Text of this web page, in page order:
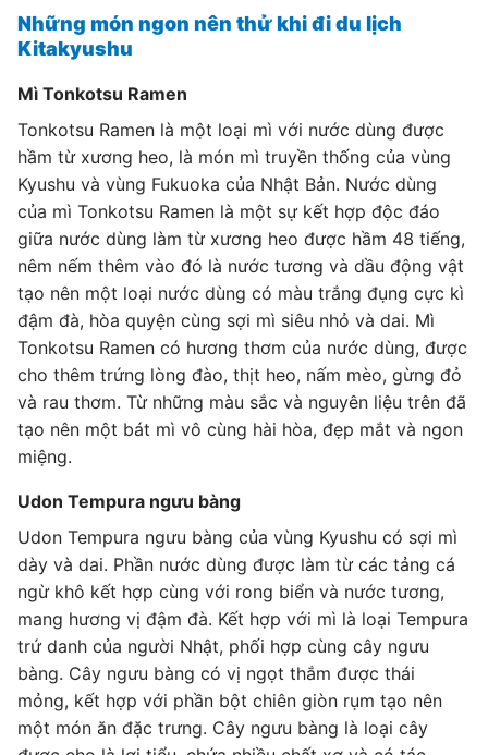
Những món ngon nên thử khi đi du lịch
Kitakyushu
Mì Tonkotsu Ramen
Tonkotsu Ramen là một loại mì với nước dùng được
hầm từ xương heo, là món mì truyền thống của vùng
Kyushu và vùng Fukuoka của Nhật Bản. Nước dùng
của mì Tonkotsu Ramen là một sự kết hợp độc đáo
giữa nước dùng làm từ xương heo được hầm 48 tiếng,
nêm nếm thêm vào đó là nước tương và dầu động vật
tạo nên một loại nước dùng có màu trắng đụng cực kì
đậm đà, hòa quyện cùng sợi mì siêu nhỏ và dai. Mì
Tonkotsu Ramen có hương thơm của nước dùng, được
cho thêm trứng lòng đào, thịt heo, nấm mèo, gừng đỏ
và rau thơm. Từ những màu sắc và nguyên liệu trên đã
tạo nên một bát mì vô cùng hài hòa, đẹp mắt và ngon
miệng.
Udon Tempura ngưu bàng
Udon Tempura ngưu bàng của vùng Kyushu có sợi mì
dày và dai. Phần nước dùng được làm từ các tảng cá
ngừ khô kết hợp cùng với rong biển và nước tương,
mang hương vị đậm đà. Kết hợp với mì là loại Tempura
trứ danh của người Nhật, phối hợp cùng cây ngưu
bàng. Cây ngưu bàng có vị ngọt thắm được thái
mỏng, kết hợp với phần bột chiên giòn rụm tạo nên
một món ăn đặc trưng. Cây ngưu bàng là loại cây